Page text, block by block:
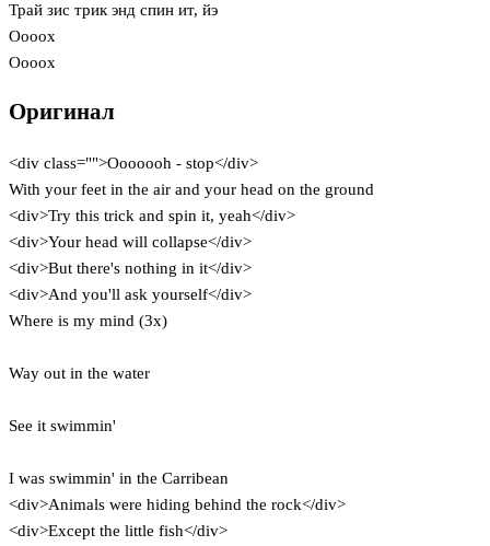
Трай зис трик энд спин ит, йэ
Ooooх
Ooooх
Оригинал
<div class="">Ooooooh - stop</div>
With your feet in the air and your head on the ground
<div>Try this trick and spin it, yeah</div>
<div>Your head will collapse</div>
<div>But there's nothing in it</div>
<div>And you'll ask yourself</div>
Where is my mind (3x)
Way out in the water
See it swimmin'
I was swimmin' in the Carribean
<div>Animals were hiding behind the rock</div>
<div>Except the little fish</div>